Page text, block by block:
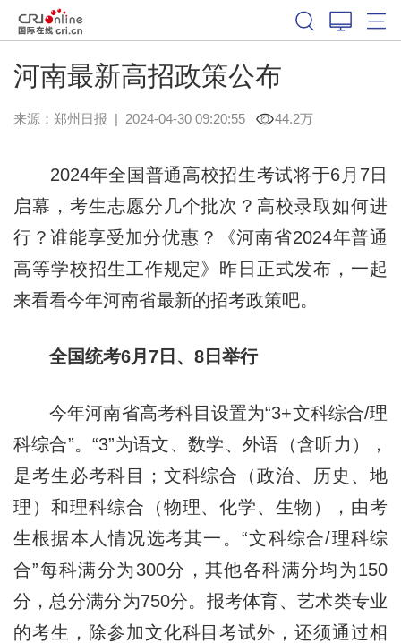
河南最新高招政策公布
来源： 郑州日报 | 2024-04-30 09:20:55 44.2万
2024年全国普通高校招生考试将于6月7日
启幕，考生志愿分几个批次？高校录取如何进
行？谁能享受加分优惠？《河南省2024年普通
高等学校招生工作规定》昨日正式发布，一起
来看看今年河南省最新的招考政策吧。
全国统考6月7日、8日举行
今年河南省高考科目设置为“3+文科综合/理
科综合”。“3”为语文、数学、外语（含听力），
是考生必考科目；文科综合（政治、历史、地
理）和理科综合（物理、化学、生物），由考
生根据本人情况选考其一。“文科综合/理科综
合”每科满分为300分，其他各科满分均为150
分，总分满分为750分。报考体育、艺术类专业
的考生，除参加文化科目考试外，还须通过相